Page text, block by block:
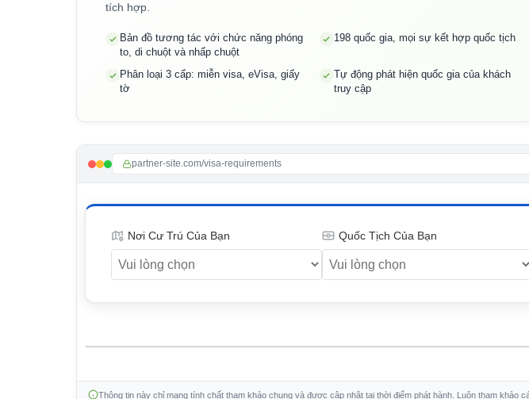
tích hợp.
Bản đồ tương tác với chức năng phóng
to, di chuột và nhấp chuột
198 quốc gia, mọi sự kết hợp quốc tịch
Phân loại 3 cấp: miễn visa, eVisa, giấy
tờ
Tự động phát hiện quốc gia của khách
truy cập
partner-site.com/visa-requirements
Nơi Cư Trú Của Bạn Quốc Tịch Của Bạn
Thông tin này chỉ mang tính chất tham khảo chung và được cập nhật tại thời điểm phát hành. Luôn tham